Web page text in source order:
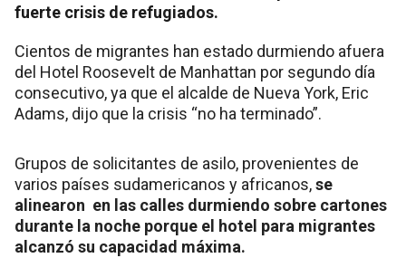
fuerte crisis de refugiados.
Cientos de migrantes han estado durmiendo afuera
del Hotel Roosevelt de Manhattan por segundo día
consecutivo, ya que el alcalde de Nueva York, Eric
Adams, dijo que la crisis “no ha terminado”.
Grupos de solicitantes de asilo, provenientes de
varios países sudamericanos y africanos,se
alinearon en las calles durmiendo sobre cartones
durante la noche porque el hotel para migrantes
alcanzó su capacidad máxima.